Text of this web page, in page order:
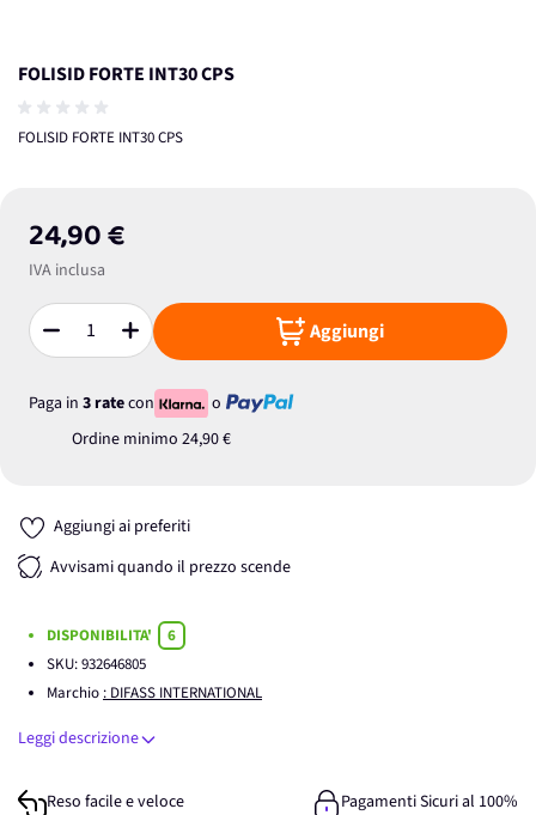
FOLISID FORTE INT30 CPS
FOLISID FORTE INT30 CPS
24,90 €
IVA inclusa
Quantità Aggiungi
Paga in 3 ratecon
o
Ordine minimo 24,90 €
Aggiungi ai preferiti
Avvisami quando il prezzo scende
DISPONIBILITA'
6
SKU:932646805
Marchio : DIFASS INTERNATIONAL
Leggi descrizione
Reso facile e veloce
Pagamenti Sicuri al 100%